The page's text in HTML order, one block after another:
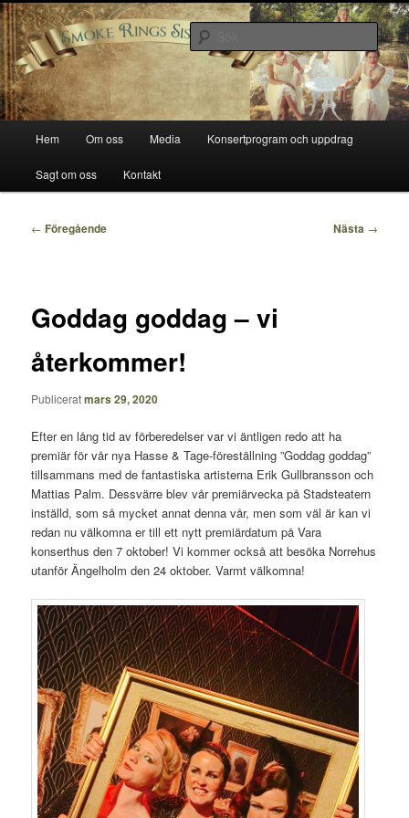
Hoppa
till
primärt
innehållSmoke Rings Sisters
Smoke Rings Sisters
Sök
Hem Om oss Media Konsertprogram och uppdrag
Sagt om oss Kontakt
Inläggsnavigering
← Föregående Nästa →
Goddag goddag – vi
återkommer!
Publiceratmars 29, 2020
Efter en lång tid av förberedelser var vi äntligen redo att ha
premiär för vår nya Hasse & Tage-föreställning ”Goddag goddag”
tillsammans med de fantastiska artisterna Erik Gullbransson och
Mattias Palm. Dessvärre blev vår premiärvecka på Stadsteatern
inställd, som så mycket annat denna vår, men som väl är kan vi
redan nu välkomna er till ett nytt premiärdatum på Vara
konserthus den 7 oktober! Vi kommer också att besöka Norrehus
utanför Ängelholm den 24 oktober. Varmt välkomna!